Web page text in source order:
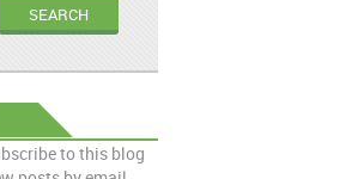
to this blog